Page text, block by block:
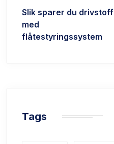
Slik sparer du drivstoff
med
flåtestyringssystem
Tags